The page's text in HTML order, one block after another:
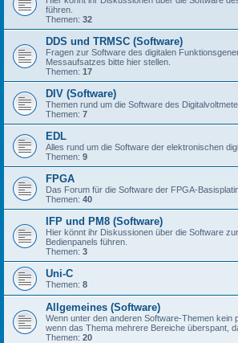
führen.
Themen: 32
DDS und TRMSC (Software)
Fragen zur Software des digitalen
Messaufsatzes bitte hier stellen.
Themen: 17
DIV (Software)
Themen rund um die Software des
Themen: 7
EDL
Alles rund um die Software der elektronischen
Themen: 9
FPGA
Das Forum für die Software der FPGA-
Themen: 40
IFP und PM8 (Software)
Hier könnt ihr Diskussionen über die Software
Bedienpanels führen.
Themen: 3
Uni-C
Themen: 8
Allgemeines (Software)
Wenn unter den anderen Software-Themen kein
wenn das Thema mehrere Bereiche überspant,
Themen: 20